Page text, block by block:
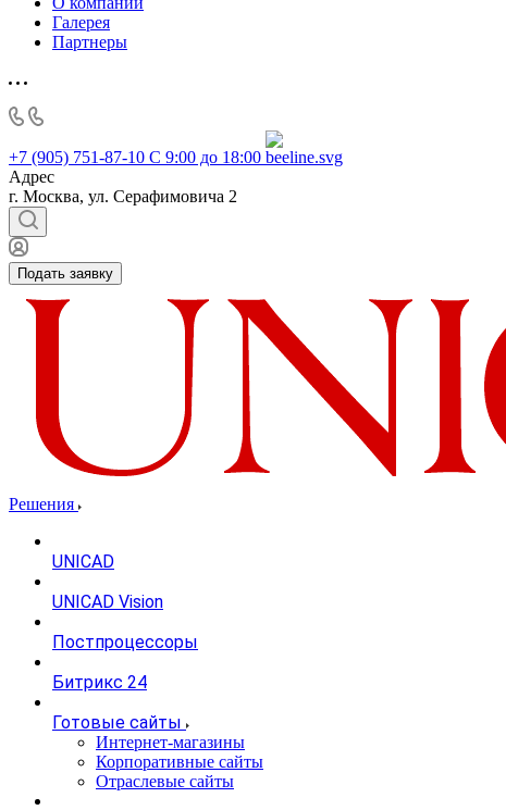
Галерея
Партнеры
+7 (905) 751-87-10 С 9:00 до 18:00
Адрес
г. Москва, ул. Серафимовича 2
Подать заявку
Решения
UNICAD
UNICAD Vision
Постпроцессоры
Битрикс 24
Готовые сайты
Интернет-магазины
Корпоративные сайты
Отраслевые сайты